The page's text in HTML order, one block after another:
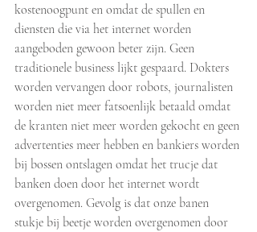
kostenoogpunt en omdat de spullen en
diensten die via het internet worden
aangeboden gewoon beter zijn. Geen
traditionele business lijkt gespaard. Dokters
worden vervangen door robots, journalisten
worden niet meer fatsoenlijk betaald omdat
de kranten niet meer worden gekocht en geen
advertenties meer hebben en bankiers worden
bij bossen ontslagen omdat het trucje dat
banken doen door het internet wordt
overgenomen. Gevolg is dat onze banen
stukje bij beetje worden overgenomen door